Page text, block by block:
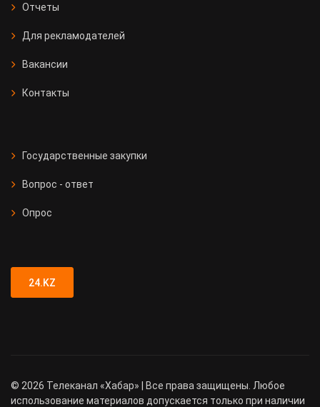
Отчеты
Для рекламодателей
Вакансии
Контакты
Государственные закупки
Вопрос - ответ
Опрос
24.KZ
© 2026 Телеканал «Хабар» | Все права защищены. Любое
использование материалов допускается только при наличии